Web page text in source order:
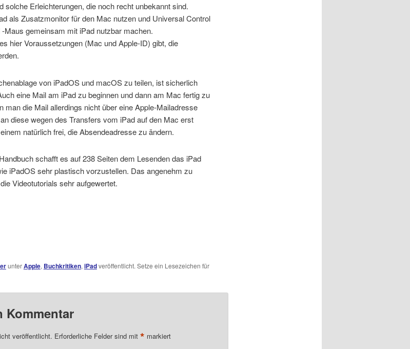
solche Erleichterungen, die noch recht unbekannt sind.
als Zusatzmonitor für den Mac nutzen und Universal Control
Maus gemeinsam mit iPad nutzbar machen.
hier Voraussetzungen (Mac und Apple-ID) gibt, die
von iPadOS und macOS zu teilen, ist sicherlich
eine Mail am iPad zu beginnen und dann am Mac fertig zu
man die Mail allerdings nicht über eine Apple-Mailadresse
diese wegen des Transfers vom iPad auf den Mac erst
natürlich frei, die Absendeadresse zu ändern.
schafft es auf 238 Seiten dem Lesenden das iPad
iPadOS sehr plastisch vorzustellen. Das angenehm zu
Videotutorials sehr aufgewertet.
unterApple, Buchkritiken, iPadveröffentlicht. Setze ein Lesezeichen für
Kommentar
veröffentlicht. Erforderliche Felder sind mit * markiert